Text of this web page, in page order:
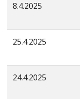
8.4.2025
25.4.2025
24.4.2025